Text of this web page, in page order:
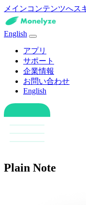
メインコンテンツへス
English
アプリ
サポート
企業情報
お問い合わせ
English
Plain Note